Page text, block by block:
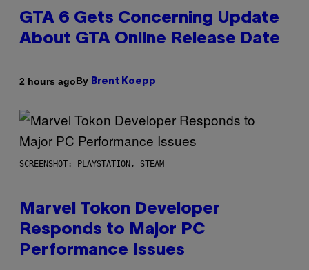
GTA 6 Gets Concerning Update
About GTA Online Release Date
2 hours agoBy Brent Koepp
SCREENSHOT: PLAYSTATION, STEAM
Marvel Tokon Developer
Responds to Major PC
Performance Issues